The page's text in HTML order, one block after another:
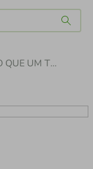
MENOS DO QUE UM TROCO